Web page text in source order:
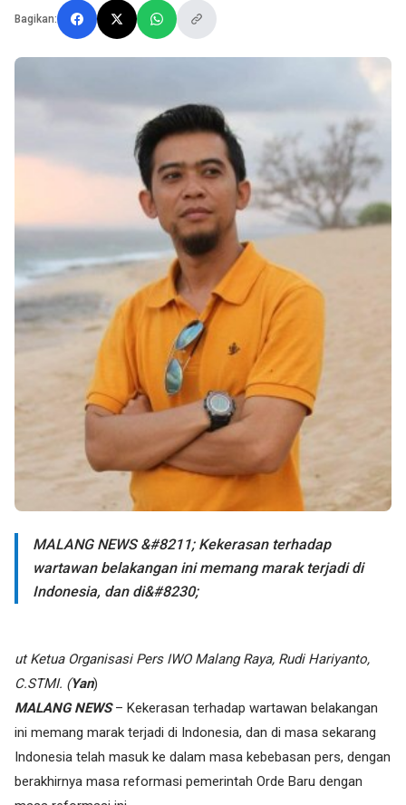
Bagikan:
MALANG NEWS &#8211; Kekerasan terhadap
wartawan belakangan ini memang marak terjadi di
Indonesia, dan di&#8230;
ut Ketua Organisasi Pers IWO Malang Raya, Rudi Hariyanto,
C.STMI. (Yan)
MALANG NEWS– Kekerasan terhadap wartawan belakangan
ini memang marak terjadi di Indonesia, dan di masa sekarang
Indonesia telah masuk ke dalam masa kebebasan pers, dengan
berakhirnya masa reformasi pemerintah Orde Baru dengan